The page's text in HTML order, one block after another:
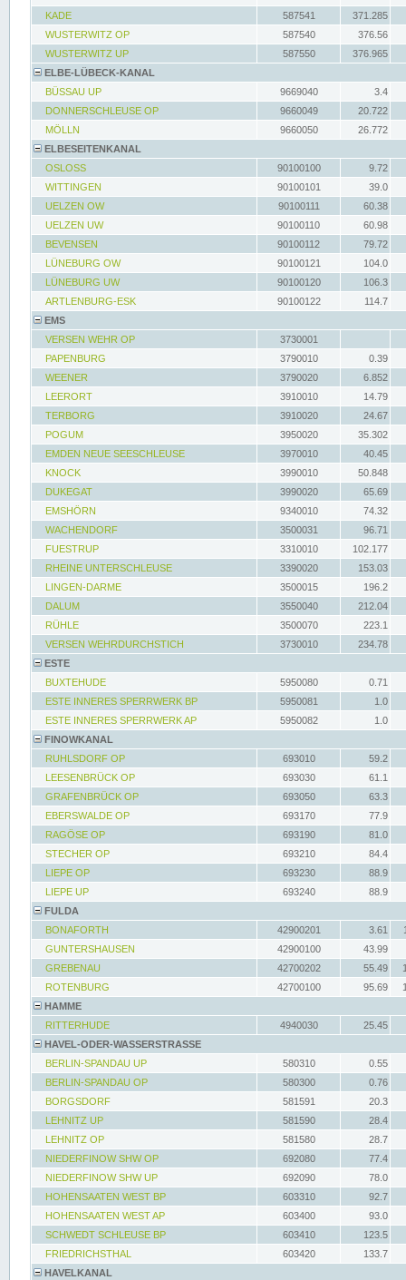
KADE
587541
371.285
WUSTERWITZ OP
587540
376.56
WUSTERWITZ UP
587550
376.965
ELBE-LÜBECK-KANAL
BÜSSAU UP
9669040
3.4
DONNERSCHLEUSE OP
9660049
20.722
MÖLLN
9660050
26.772
ELBESEITENKANAL
OSLOSS
90100100
9.72
WITTINGEN
90100101
39.0
UELZEN OW
90100111
60.38
UELZEN UW
90100110
60.98
BEVENSEN
90100112
79.72
LÜNEBURG OW
90100121
104.0
LÜNEBURG UW
90100120
106.3
ARTLENBURG-ESK
90100122
114.7
EMS
VERSEN WEHR OP
3730001
PAPENBURG
3790010
0.39
WEENER
3790020
6.852
LEERORT
3910010
14.79
TERBORG
3910020
24.67
POGUM
3950020
35.302
EMDEN NEUE SEESCHLEUSE
3970010
40.45
KNOCK
3990010
50.848
DUKEGAT
3990020
65.69
EMSHÖRN
9340010
74.32
WACHENDORF
3500031
96.71
FUESTRUP
3310010
102.177
RHEINE UNTERSCHLEUSE
3390020
153.03
LINGEN-DARME
3500015
196.2
DALUM
3550040
212.04
RÜHLE
3500070
223.1
VERSEN WEHRDURCHSTICH
3730010
234.78
ESTE
BUXTEHUDE
5950080
0.71
ESTE INNERES SPERRWERK BP
5950081
1.0
ESTE INNERES SPERRWERK AP
5950082
1.0
FINOWKANAL
RUHLSDORF OP
693010
59.2
LEESENBRÜCK OP
693030
61.1
GRAFENBRÜCK OP
693050
63.3
EBERSWALDE OP
693170
77.9
RAGÖSE OP
693190
81.0
STECHER OP
693210
84.4
LIEPE OP
693230
88.9
LIEPE UP
693240
88.9
FULDA
BONAFORTH
42900201 3.61
GUNTERSHAUSEN
42900100
43.99
GREBENAU
42700202 55.49
ROTENBURG
42700100 95.69
HAMME
RITTERHUDE
4940030
25.45
HAVEL-ODER-WASSERSTRASSE
BERLIN-SPANDAU UP
580310
0.55
BERLIN-SPANDAU OP
580300
0.76
BORGSDORF
581591
20.3
LEHNITZ UP
581590
28.4
LEHNITZ OP
581580
28.7
NIEDERFINOW SHW OP
692080
77.4
NIEDERFINOW SHW UP
692090
78.0
HOHENSAATEN WEST BP
603310
92.7
HOHENSAATEN WEST AP
603400
93.0
SCHWEDT SCHLEUSE BP
603410
123.5
FRIEDRICHSTHAL
603420
133.7
HAVELKANAL